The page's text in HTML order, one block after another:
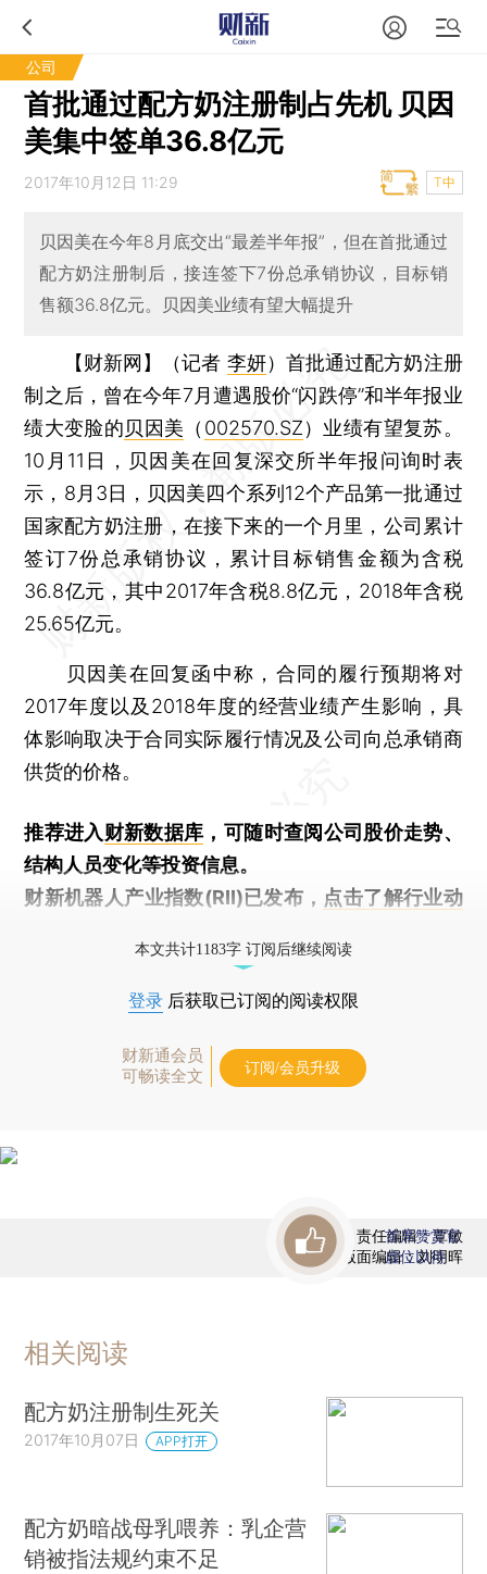
公司
首批通过配方奶注册制占先机 贝因
美集中签单36.8亿元
2017年10月12日 11:29 T中
贝因美在今年8月底交出“最差半年报”，但在首批通过
配方奶注册制后，接连签下7份总承销协议，目标销
售额36.8亿元。贝因美业绩有望大幅提升
【财新网】（记者 李妍） 首批通过配方奶注册
制之后，曾在今年7月遭遇股价“闪跌停”和半年报业
绩大变脸的贝因美 （ 002570.SZ）业绩有望复苏。
10月11日，贝因美在回复深交所半年报问询时表
示，8月3日，贝因美四个系列12个产品第一批通过
国家配方奶注册，在接下来的一个月里，公司累计
签订7份总承销协议，累计目标销售金额为含税
36.8亿元，其中2017年含税8.8亿元，2018年含税
25.65亿元。
贝因美在回复函中称，合同的履行预期将对
2017年度以及2018年度的经营业绩产生影响，具
体影响取决于合同实际履行情况及公司向总承销商
供货的价格。
推荐进入财新数据库 ，可随时查阅公司股价走势、
结构人员变化等投资信息。
财新机器人产业指数(RII)已发布， 点击了解行业动
本文共计1183字 订阅后继续阅读
登录 后获取已订阅的阅读权限
财新通会员
可畅读全文
订阅/会员升级
责任编辑：覃敏
版面编辑：刘明晖
首席赞赏官
虚位以待
相关阅读
配方奶注册制生死关
2017年10月07日 APP打开
配方奶暗战母乳喂养：乳企营
销被指法规约束不足